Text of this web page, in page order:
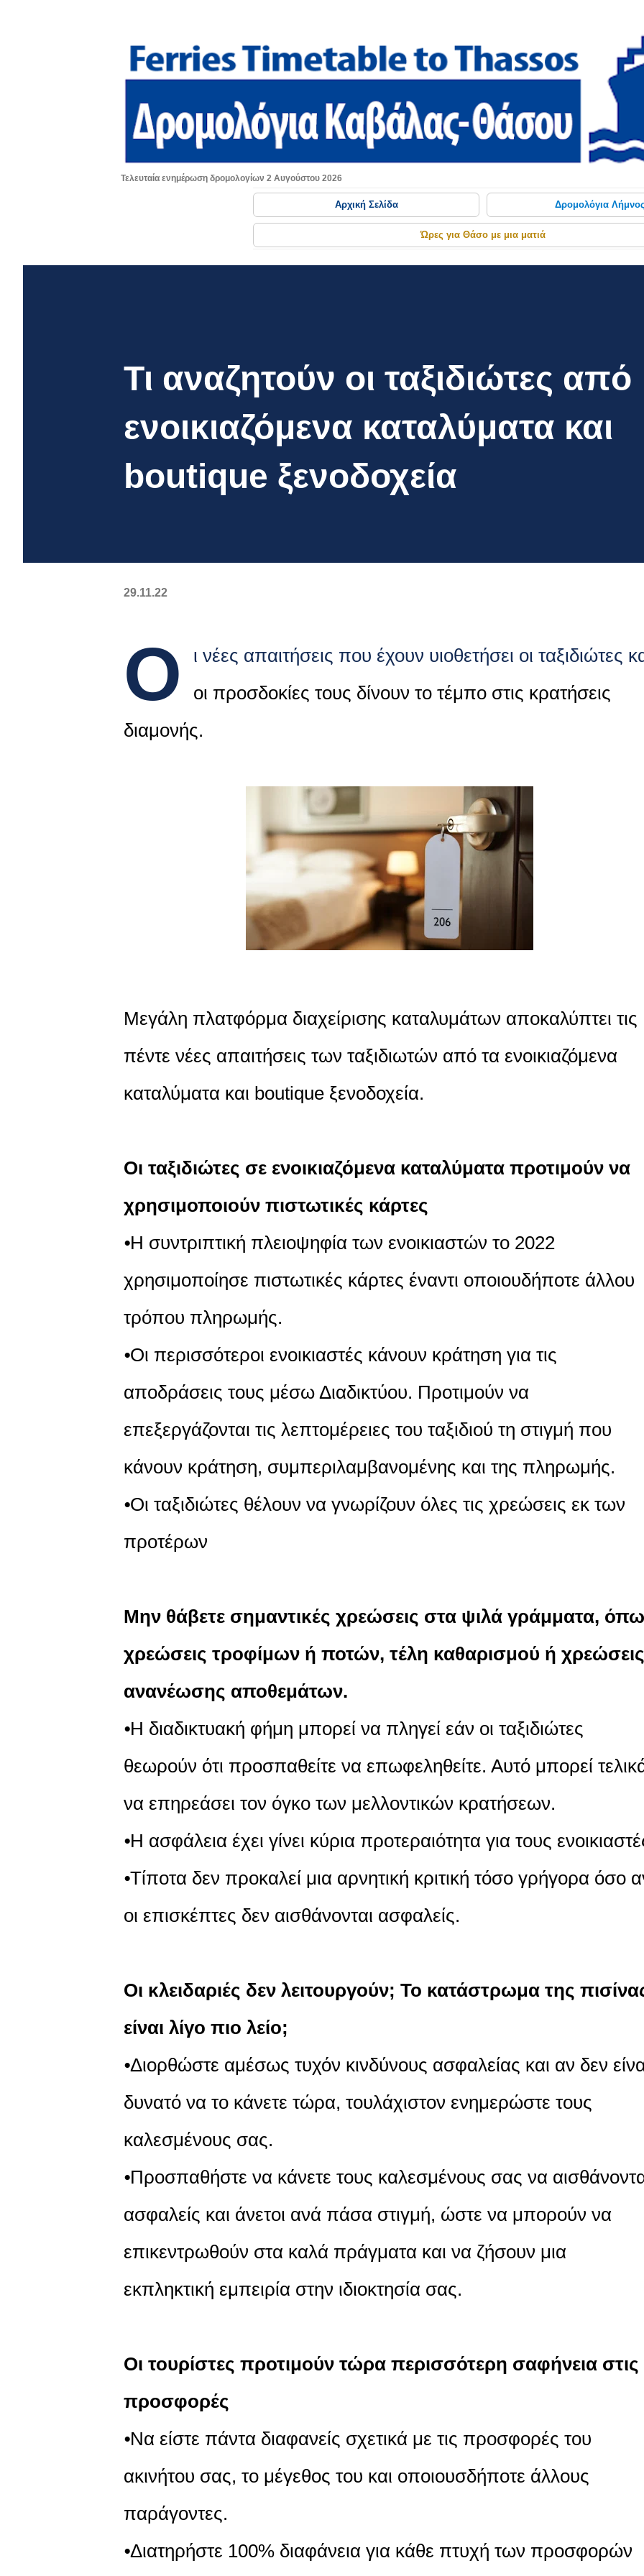
Τελευταία ενημέρωση δρομολογίων 2 Αυγούστου 2026
Αρχική Σελίδα Δρομολόγια Λήμνος
Ώρες για Θάσο με μια ματιά
Τι αναζητούν οι ταξιδιώτες από
ενοικιαζόμενα καταλύματα και
boutique ξενοδοχεία
29.11.22
Ο
ι νέες απαιτήσεις που έχουν υιοθετήσει οι ταξιδιώτες
οι προσδοκίες τους δίνουν το τέμπο στις κρατήσεις
διαμονής.
Μεγάλη πλατφόρμα διαχείρισης καταλυμάτων αποκαλύπτει τις
πέντε νέες απαιτήσεις των ταξιδιωτών από τα ενοικιαζόμενα
καταλύματα και boutique ξενοδοχεία.
Οι ταξιδιώτες σε ενοικιαζόμενα καταλύματα προτιμούν να
χρησιμοποιούν πιστωτικές κάρτες
⦁Η συντριπτική πλειοψηφία των ενοικιαστών το 2022
χρησιμοποίησε πιστωτικές κάρτες έναντι οποιουδήποτε άλλου
τρόπου πληρωμής.
⦁Οι περισσότεροι ενοικιαστές κάνουν κράτηση για τις
αποδράσεις τους μέσω Διαδικτύου. Προτιμούν να
επεξεργάζονται τις λεπτομέρειες του ταξιδιού τη στιγμή που
κάνουν κράτηση, συμπεριλαμβανομένης και της πληρωμής.
⦁Οι ταξιδιώτες θέλουν να γνωρίζουν όλες τις χρεώσεις εκ των
προτέρων
Μην θάβετε σημαντικές χρεώσεις στα ψιλά γράμματα,
χρεώσεις τροφίμων ή ποτών, τέλη καθαρισμού ή χρεώσεις
ανανέωσης αποθεμάτων.
⦁Η διαδικτυακή φήμη μπορεί να πληγεί εάν οι ταξιδιώτες
θεωρούν ότι προσπαθείτε να επωφεληθείτε. Αυτό μπορεί
να επηρεάσει τον όγκο των μελλοντικών κρατήσεων.
⦁Η ασφάλεια έχει γίνει κύρια προτεραιότητα για τους
⦁Τίποτα δεν προκαλεί μια αρνητική κριτική τόσο γρήγορα όσο
οι επισκέπτες δεν αισθάνονται ασφαλείς.
Οι κλειδαριές δεν λειτουργούν; Το κατάστρωμα της
είναι λίγο πιο λείο;
⦁Διορθώστε αμέσως τυχόν κινδύνους ασφαλείας και αν δεν
δυνατό να το κάνετε τώρα, τουλάχιστον ενημερώστε τους
καλεσμένους σας.
⦁Προσπαθήστε να κάνετε τους καλεσμένους σας να
ασφαλείς και άνετοι ανά πάσα στιγμή, ώστε να μπορούν να
επικεντρωθούν στα καλά πράγματα και να ζήσουν μια
εκπληκτική εμπειρία στην ιδιοκτησία σας.
Οι τουρίστες προτιμούν τώρα περισσότερη σαφήνεια στις
προσφορές
⦁Να είστε πάντα διαφανείς σχετικά με τις προσφορές του
ακινήτου σας, το μέγεθος του και οποιουσδήποτε άλλους
παράγοντες.
⦁Διατηρήστε 100% διαφάνεια για κάθε πτυχή των προσφορών